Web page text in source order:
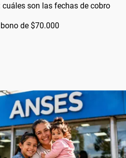
son las fechas de cobro
de $70.000